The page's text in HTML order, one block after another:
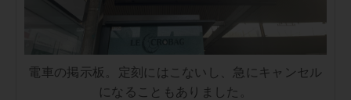
電車の掲示板。定刻にはこないし、急にキャンセル
になることもありました。